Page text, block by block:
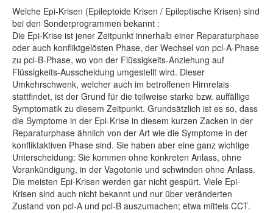
Welche Epi-Krisen (Epileptoide Krisen / Epileptische Krisen) sind
bei den Sonderprogrammen bekannt :
Die Epi-Krise ist jener Zeitpunkt innerhalb einer Reparaturphase
oder auch konfliktgelösten Phase, der Wechsel von pcl-A-Phase
zu pcl-B-Phase, wo von der Flüssigkeits-Anziehung auf
Flüssigkeits-Ausscheidung umgestellt wird. Dieser
Umkehrschwenk, welcher auch im betroffenen Hirnrelais
stattfindet, ist der Grund für die teilweise starke bzw. auffällige
Symptomatik zu diesem Zeitpunkt. Grundsätzlich ist es so, dass
die Symptome in der Epi-Krise in diesem kurzen Zacken in der
Reparaturphase ähnlich von der Art wie die Symptome in der
konfliktaktiven Phase sind. Sie haben aber eine ganz wichtige
Unterscheidung: Sie kommen ohne konkreten Anlass, ohne
Vorankündigung, in der Vagotonie und schwinden ohne Anlass.
Die meisten Epi-Krisen werden gar nicht gespürt. Viele Epi-
Krisen sind auch nicht bekannt und nur über veränderten
Zustand von pcl-A und pcl-B auszumachen; etwa mittels CCT.